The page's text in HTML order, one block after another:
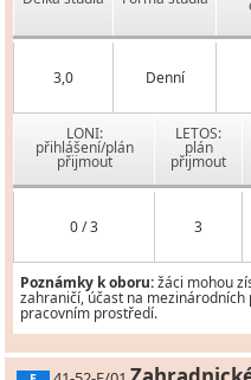
3,0 Denní
LONI:
přihlášení/plán
přijmout
LETOS:
plán
přijmout
0 / 3 3
Poznámky k oboru:žáci mohou
zahraničí, účast na
pracovním prostředí.